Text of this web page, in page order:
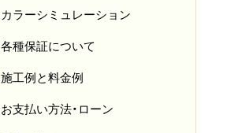
カラーシミュレーション
各種保証について
施工例と料金例
お支払い方法・ローン